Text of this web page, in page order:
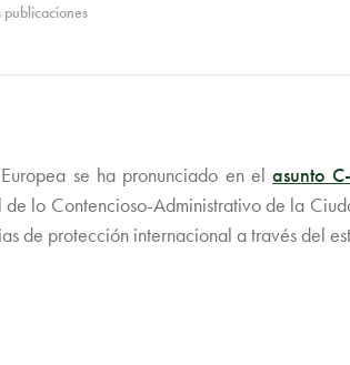
publicaciones
se ha pronunciado en elasunto
lo Contencioso-Administrativo de la
de protección internacional a través del